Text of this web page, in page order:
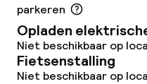
parkeren
Opladen
Niet beschikbaar op
Fietsenstalling
Niet beschikbaar op